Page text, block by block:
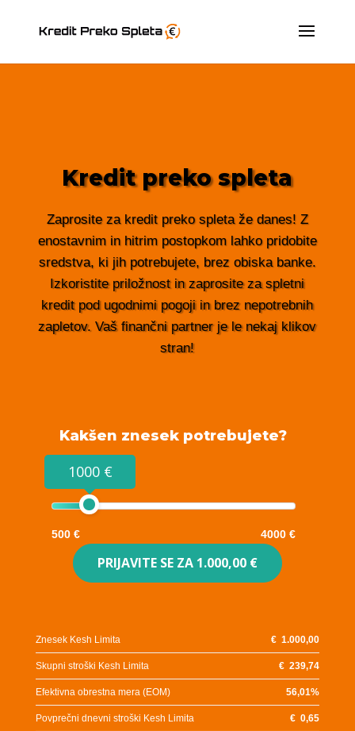
Kredit preko spleta
Zaprosite za kredit preko spleta že danes! Z
enostavnim in hitrim postopkom lahko pridobite
sredstva, ki jih potrebujete, brez obiska banke.
Izkoristite priložnost in zaprosite za spletni
kredit pod ugodnimi pogoji in brez nepotrebnih
zapletov. Vaš finančni partner je le nekaj klikov
stran!
Kakšen znesek potrebujete?
1000 €
500 € 4000 €
PRIJAVITE SE ZA 1.000,00 €
Znesek Kesh Limita €1.000,00
Skupni stroški Kesh Limita €239,74
Efektivna obrestna mera (EOM) 56,01%
Povprečni dnevni stroški Kesh Limita €0,65